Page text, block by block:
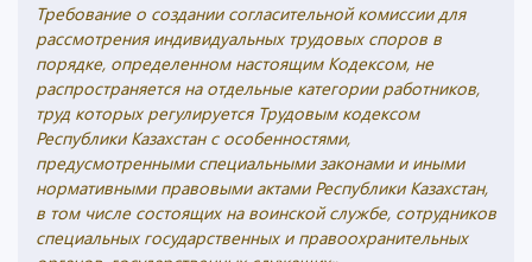
Требование о создании согласительной комиссии для
рассмотрения индивидуальных трудовых споров в
порядке, определенном настоящим Кодексом, не
распространяется на отдельные категории работников,
труд которых регулируется Трудовым кодексом
Республики Казахстан с особенностями,
предусмотренными специальными законами и иными
нормативными правовыми актами Республики Казахстан,
в том числе состоящих на воинской службе, сотрудников
специальных государственных и правоохранительных